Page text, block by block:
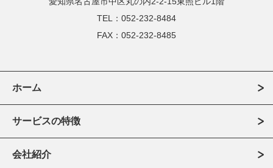
TEL：052-232-8484
FAX：052-232-8485
ホーム
サービスの特徴
会社紹介